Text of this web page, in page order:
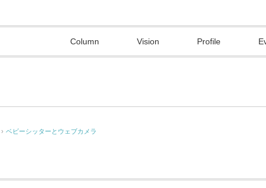
Column Vision Profile
› ベビーシッターとウェブカメラ